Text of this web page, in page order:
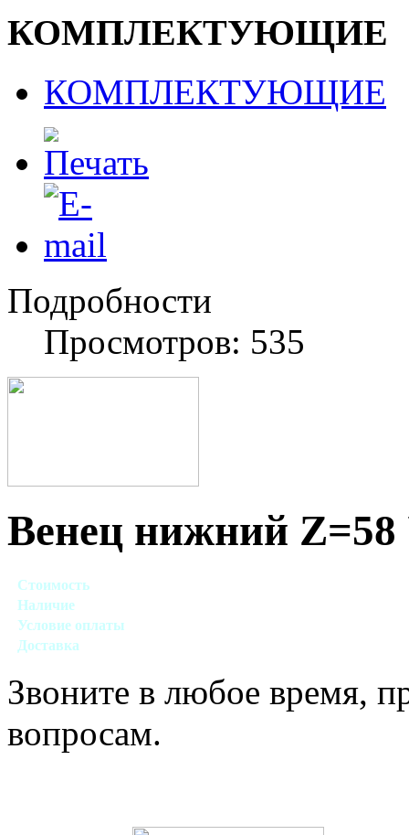
КОМПЛЕКТУЮЩИЕ
КОМПЛЕКТУЮЩИЕ
Подробности
Просмотров: 535
Венец нижний Z=58
Стоимость
Наличие
Условие оплаты
Доставка
Звоните в любое время,
вопросам.